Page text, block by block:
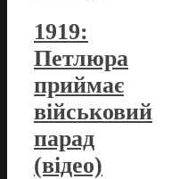
1919:
Петлюра
приймає
військовий
парад
(відео)